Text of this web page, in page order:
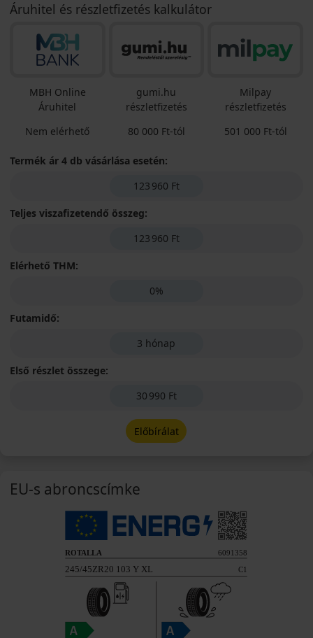
Áruhitel és részletfizetés kalkulátor
MBH Online
Áruhitel
Nem elérhető
gumi.hu
részletfizetés
80 000 Ft-tól
Milpay
részletfizetés
501 000 Ft-tól
Termék ár 4 db vásárlása esetén:
123 960 Ft
Teljes viszafizetendő összeg:
123 960 Ft
Elérhető THM:
0%
Futamidő:
3 hónap
Első részlet összege:
30 990 Ft
Előbírálat
EU-s abroncscímke